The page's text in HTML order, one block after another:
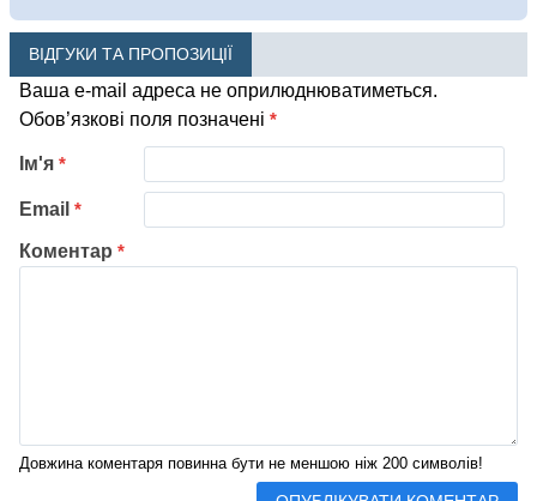
ВІДГУКИ ТА ПРОПОЗИЦІЇ
Ваша e-mail адреса не оприлюднюватиметься.
Обов’язкові поля позначені *
Коментар *
Довжина коментаря повинна бути не меншою ніж 200 символів!
Ім'я *
Email *